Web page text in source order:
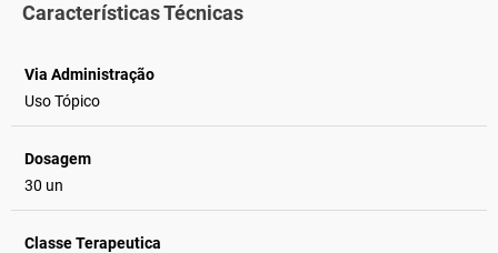
Características Técnicas
Via Administração
Uso Tópico
Dosagem
30 un
Classe Terapeutica